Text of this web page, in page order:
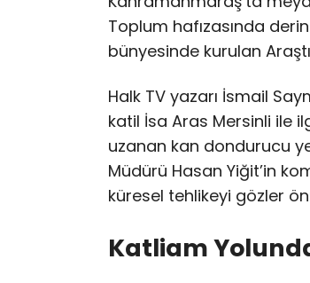
Toplum hafızasında
bünyesinde kurulan
Halk TV yazarı İsmail
katil İsa Aras Mersinli ile
uzanan kan dondurucu
Müdürü Hasan Yiğit’in
küresel tehlikeyi gözler
Katliam